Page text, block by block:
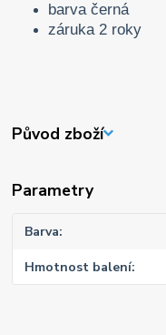
barva černá
záruka 2 roky
Původ zboží
Parametry
Barva
Hmotnost balení